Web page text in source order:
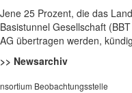
Jene 25 Prozent, die das
Basistunnel Gesellschaft
AG übertragen werden,
>> Newsarchiv
Beobachtungsstelle